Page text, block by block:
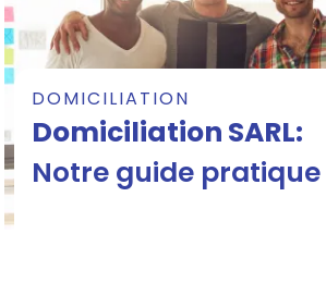
DOMICILIATION
Domiciliation SARL:
Notre guide pratique